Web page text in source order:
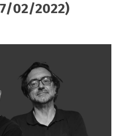
02/2022)